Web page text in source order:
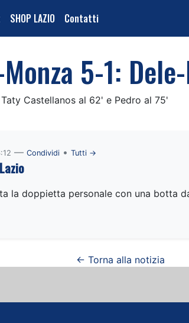
SHOP LAZIO Contatti
5-1:
Castellanos al 62' e Pedro al 75'
— Condividi• Tutti →
la doppietta personale con una botta
← Torna alla notizia